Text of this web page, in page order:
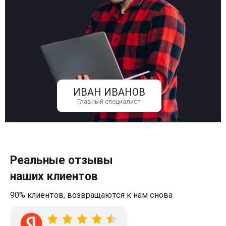
ИВАН ИВАНОВ
Главный специалист
Реальные отзывы
наших клиентов
90% клиентов, возвращаются к нам снова